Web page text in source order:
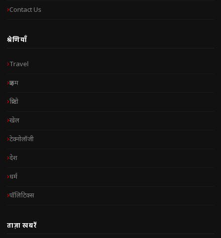
Contact Us
श्रेणियाँ
Travel
क्राइम
क्रिप्टो
खेल
टेक्नोलॉजी
देश
धर्म
पॉलिटिक्स
ताज़ा खबरें